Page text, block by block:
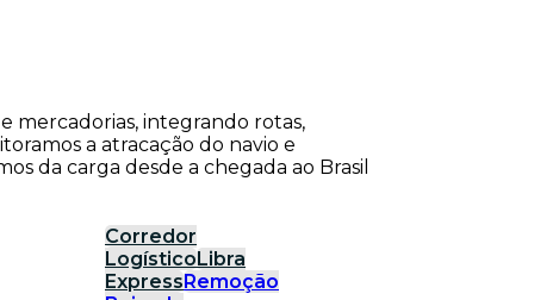
mercadorias, integrando rotas,
a atracação do navio e
da carga desde a chegada ao Brasil
Corredor
LogísticoLibra
ExpressRemoção